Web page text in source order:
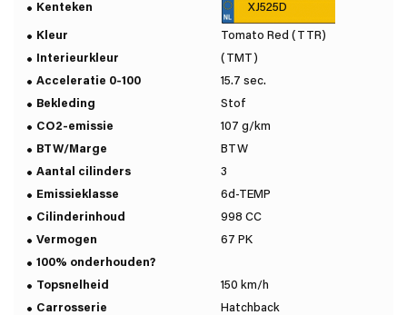
Kenteken XJ525D
Kleur
Tomato Red (TTR)
Interieurkleur
(TMT)
Acceleratie 0-100
15.7 sec.
Bekleding
Stof
CO2-emissie
107 g/km
BTW/Marge
BTW
Aantal cilinders
3
Emissieklasse
6d-TEMP
Cilinderinhoud
998 CC
Vermogen
67 PK
100% onderhouden?
Topsnelheid
150 km/h
Carrosserie
Hatchback